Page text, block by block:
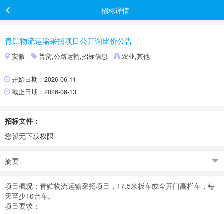
招标详情
青贮物流运输采招项目公开询比价公告
安徽 普货,公路运输,招标信息 农业,其他
开始日期：2026-06-11
截止日期：2026-06-13
招标文件：
您暂无下载权限
摘要
项目概况：青贮物流运输采招项目，17.5米板车或全开门高栏车，每
天至少10台车。
项目要求：